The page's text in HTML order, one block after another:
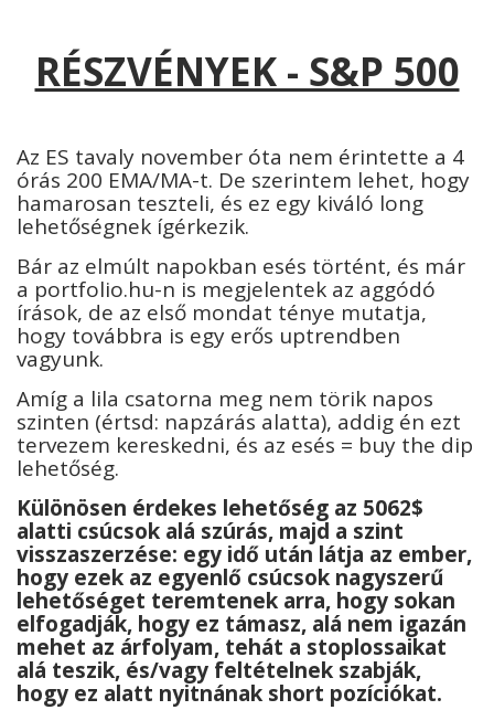
RÉSZVÉNYEK - S&P 500
Az ES tavaly november óta nem érintette a 4
órás 200 EMA/MA-t. De szerintem lehet, hogy
hamarosan teszteli, és ez egy kiváló long
lehetőségnek ígérkezik.
Bár az elmúlt napokban esés történt, és már
a portfolio.hu-n is megjelentek az aggódó
írások, de az első mondat ténye mutatja,
hogy továbbra is egy erős uptrendben
vagyunk.
Amíg a lila csatorna meg nem törik napos
szinten (értsd: napzárás alatta), addig én ezt
tervezem kereskedni, és az esés = buy the dip
lehetőség.
Különösen érdekes lehetőség az 5062$
alatti csúcsok alá szúrás, majd a szint
visszaszerzése: egy idő után látja az ember,
hogy ezek az egyenlő csúcsok nagyszerű
lehetőséget teremtenek arra, hogy sokan
elfogadják, hogy ez támasz, alá nem igazán
mehet az árfolyam, tehát a stoplossaikat
alá teszik, és/vagy feltételnek szabják,
hogy ez alatt nyitnának short pozíciókat.